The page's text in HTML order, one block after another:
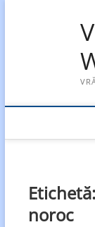
Etichetă:
noroc